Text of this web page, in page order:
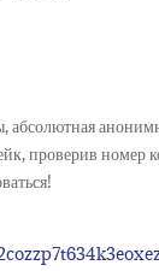
абсолютная
проверив номер